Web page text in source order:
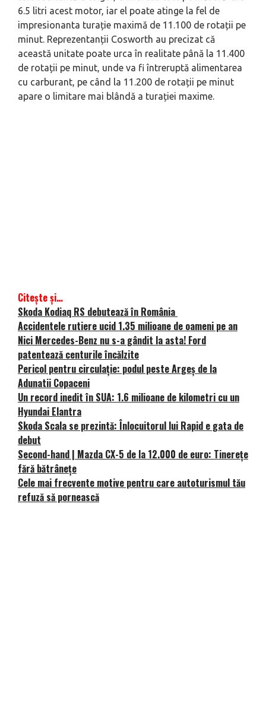
6.5 litri acest motor, iar el poate atinge la fel de
impresionanta turație maximă de 11.100 de rotații pe
minut. Reprezentanții Cosworth au precizat că
această unitate poate urca în realitate până la 11.400
de rotații pe minut, unde va fi întreruptă alimentarea
cu carburant, pe când la 11.200 de rotații pe minut
apare o limitare mai blândă a turației maxime.
Citește și…
Skoda Kodiaq RS debutează în România
Accidentele rutiere ucid 1.35 milioane de oameni pe an
Nici Mercedes-Benz nu s-a gândit la asta! Ford
patentează centurile încălzite
Pericol pentru circulație: podul peste Argeș de la
Adunatii Copaceni
Un record inedit în SUA: 1.6 milioane de kilometri cu un
Hyundai Elantra
Skoda Scala se prezintă: Înlocuitorul lui Rapid e gata de
debut
Second-hand | Mazda CX-5 de la 12.000 de euro: Tinerețe
fără bătrânețe
Cele mai frecvente motive pentru care autoturismul tău
refuză să pornească